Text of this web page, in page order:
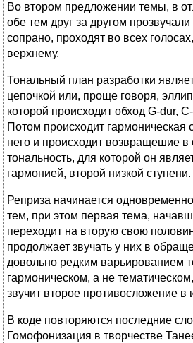
Во втором предложении темы, в
обе тем друг за другом прозвучали
сопрано, проходят во всех
верхнему.
Тональный план разработки
цепочкой или, проще говоря,
которой происходит обход G-dur,
Потом происходит гармоническая
него и происходит возвращешие в
тональность, для которой он
гармонией, второй низкой ступени.
Реприза начинается
тем, при этом первая тема,
переходит на вторую свою
продолжает звучать у них в
довольно редким варьированием
гармоническом, а не
звучит второе противосложение
В коде повторяются последние
Гомофонизация в творчестве